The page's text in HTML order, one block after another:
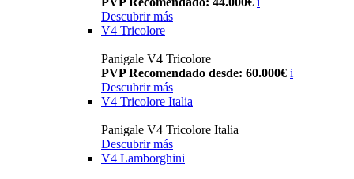
Descubrir más
V4 Tricolore
Panigale V4 Tricolore
PVP Recomendado desde: 60.000€ i
Descubrir más
V4 Tricolore Italia
Panigale V4 Tricolore Italia
Descubrir más
V4 Lamborghini